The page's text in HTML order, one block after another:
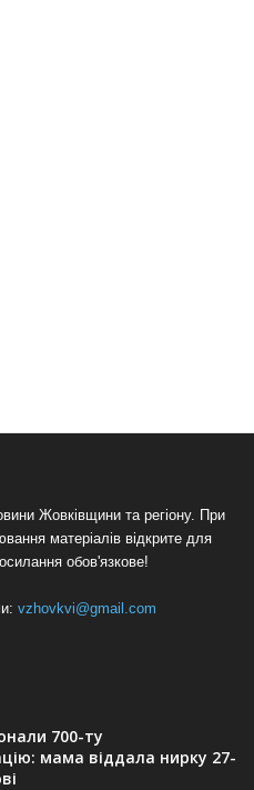
Жовківщини та регіону. При
матеріалів відкрите для
обов'язкове!
vzhovkvi@gmail.com
700-ту
мама віддала нирку 27-